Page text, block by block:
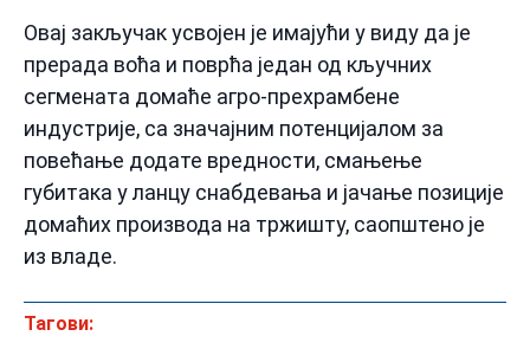
Овај закључак усвојен је имајући у виду да је
прерада воћа и поврћа један од кључних
сегмената домаће агро-прехрамбене
индустрије, са значајним потенцијалом за
повећање додате вредности, смањење
губитака у ланцу снабдевања и јачање позиције
домаћих производа на тржишту, саопштено је
из владе.
Тагови: